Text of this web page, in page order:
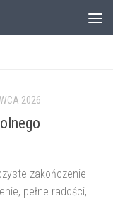
2026
zakończenie
pełne radości,